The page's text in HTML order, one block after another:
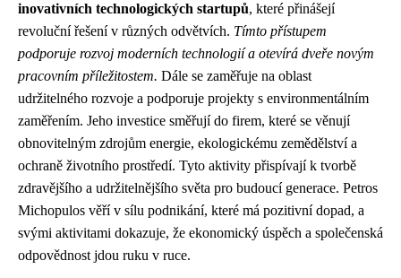
inovativních technologických startupů, které přinášejí
revoluční řešení v různých odvětvích. Tímto přístupem
podporuje rozvoj moderních technologií a otevírá dveře novým
pracovním příležitostem. Dále se zaměřuje na oblast
udržitelného rozvoje a podporuje projekty s environmentálním
zaměřením. Jeho investice směřují do firem, které se věnují
obnovitelným zdrojům energie, ekologickému zemědělství a
ochraně životního prostředí. Tyto aktivity přispívají k tvorbě
zdravějšího a udržitelnějšího světa pro budoucí generace. Petros
Michopulos věří v sílu podnikání, které má pozitivní dopad, a
svými aktivitami dokazuje, že ekonomický úspěch a společenská
odpovědnost jdou ruku v ruce.